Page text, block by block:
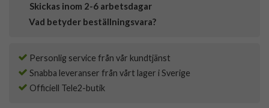
Skickas inom 2-6 arbetsdagar
Vad betyder beställningsvara?
Personlig service från vår kundtjänst
Snabba leveranser från vårt lager i Sverige
Officiell Tele2-butik